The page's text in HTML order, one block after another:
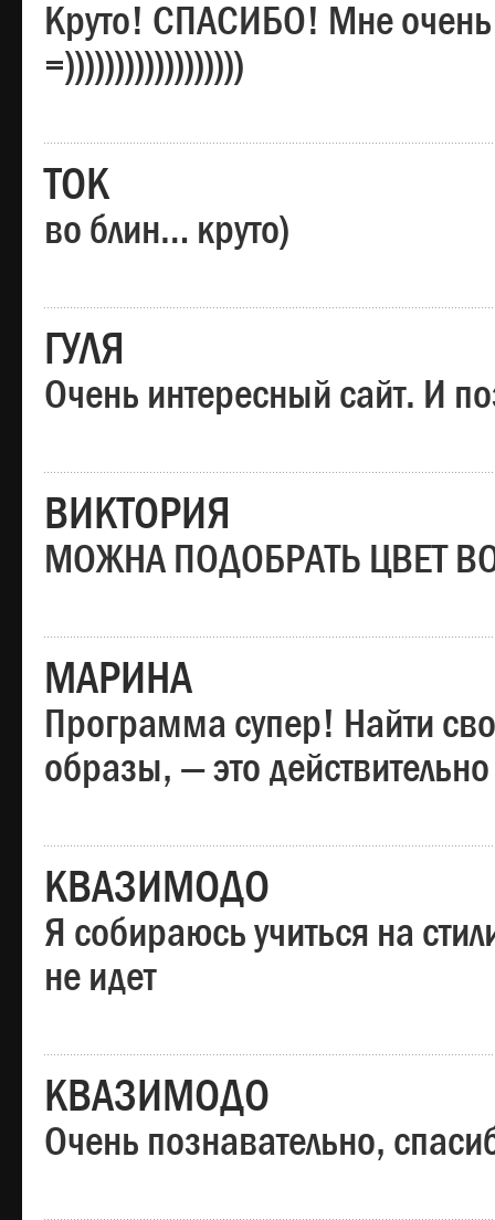
Круто! СПАСИБО! Мне
=))))))))))))))))))
ТОК
во блин… круто)
ГУЛЯ
Очень интересный сайт. И
ВИКТОРИЯ
МОЖНА ПОДОБРАТЬ ЦВЕТ
МАРИНА
Программа супер! Найти
образы, — это
КВАЗИМОДО
Я собираюсь учиться на
не идет
КВАЗИМОДО
Очень познавательно,